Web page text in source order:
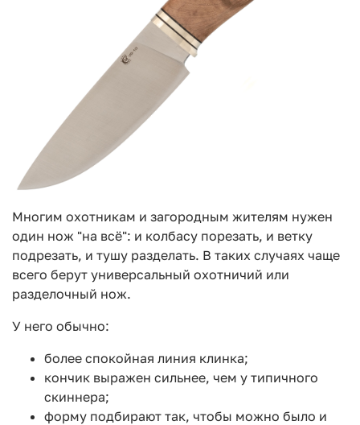
Многим охотникам и загородным жителям нужен
один нож "на всё": и колбасу порезать, и ветку
подрезать, и тушу разделать. В таких случаях чаще
всего берут универсальный охотничий или
разделочный нож.
У него обычно:
более спокойная линия клинка;
кончик выражен сильнее, чем у типичного
скиннера;
форму подбирают так, чтобы можно было и